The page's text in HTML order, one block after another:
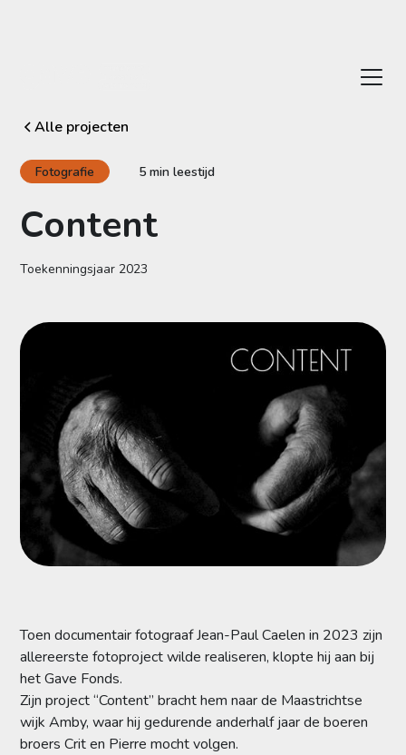
Alle projecten
Fotografie 5 min leestijd
Content
Toekenningsjaar 2023
Toen documentair fotograaf Jean-Paul Caelen in 2023 zijn
allereerste fotoproject wilde realiseren, klopte hij aan bij
het Gave Fonds.
Zijn project “Content” bracht hem naar de Maastrichtse
wijk Amby, waar hij gedurende anderhalf jaar de boeren
broers Crit en Pierre mocht volgen.